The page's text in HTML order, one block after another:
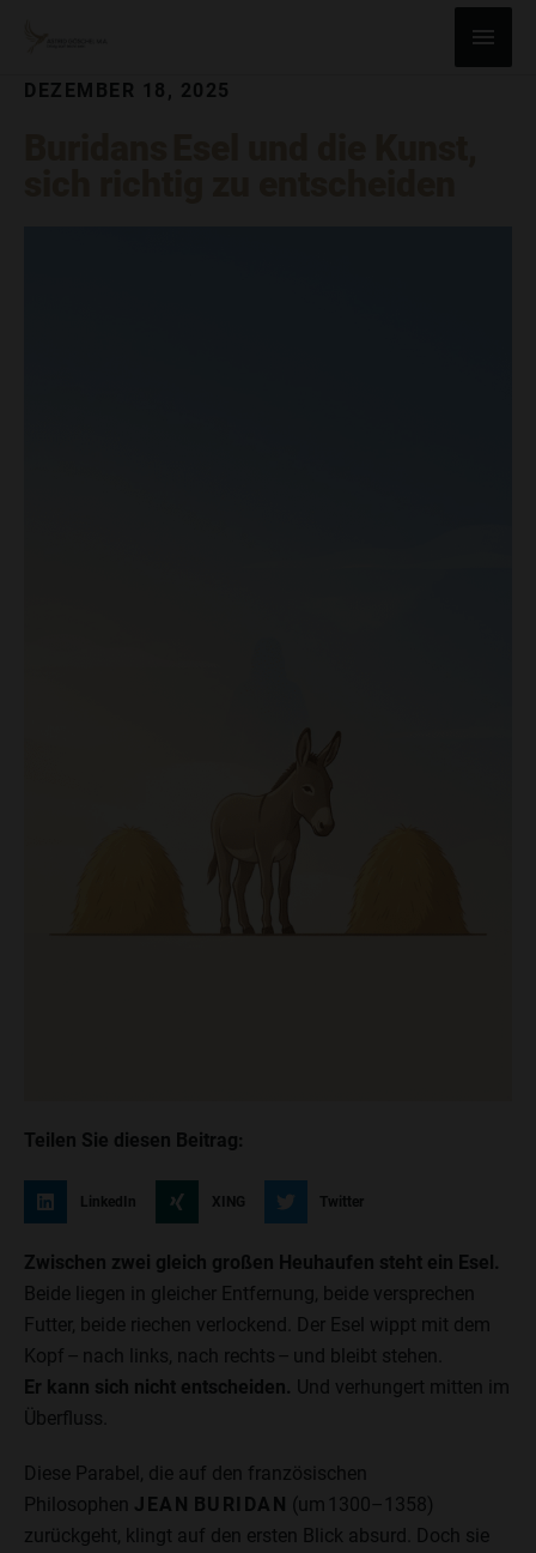
DEZEMBER 18, 2025
Teilen Sie diesen Beitrag:
LinkedIn XING Twitter
Zwischen zwei gleich großen Heuhaufen steht ein Esel.
Beide liegen in gleicher Entfernung, beide versprechen
Futter, beide riechen verlockend. Der Esel wippt mit dem
Kopf – nach links, nach rechts – und bleibt stehen.
Er kann sich nicht entscheiden. Und verhungert mitten im
Überfluss.
Diese Parabel, die auf den französischen
Philosophen JEAN BURIDAN (um 1300–1358)
zurückgeht, klingt auf den ersten Blick absurd. Doch sie